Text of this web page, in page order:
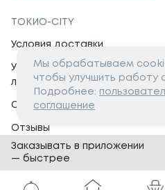
ТОКИО-CITY
Условия доставки
Условия программы
лояльности
Сертификаты
Отзывы
Банкеты
Мы обрабатываем
чтобы улучшить работу
Подробнее:
соглашение
Заказывать в приложении
— быстрее